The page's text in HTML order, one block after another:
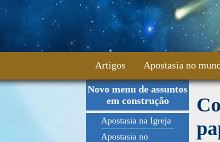
Artigos Apostasia no
Fale Conosco
Novo menu de assuntos
em construção
Apostasia na Igreja
Apostasia no